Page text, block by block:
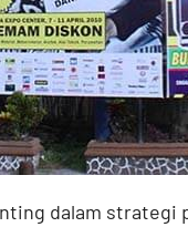
dalam strategi